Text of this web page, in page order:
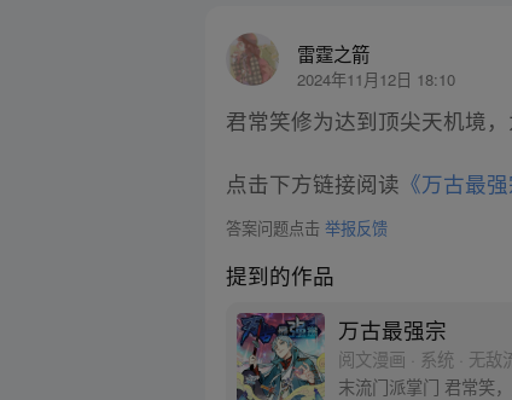
雷霆之箭
2024年11月12日 18:10
君常笑修为达到顶尖天机境
点击下方链接阅读 《万古最强
答案问题点击举报反馈
提到的作品
万古最强宗
阅文漫画 · 系统 · 无敌
末流门派掌门 君常笑